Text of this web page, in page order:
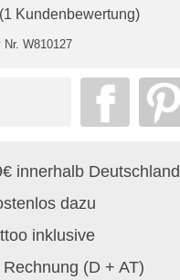
(1 Kundenbewertung)
W810127
innerhalb Deutschland
dazu
inklusive
(D + AT)